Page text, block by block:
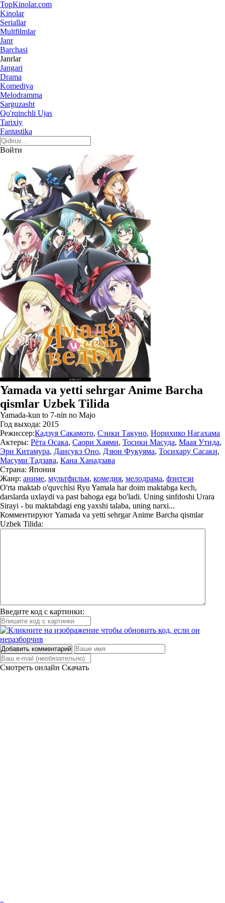
TopKinolar.com
Kinolar
Seriallar
Multfilmlar
Janr
Barchasi
Janrlar
Jangari
Drama
Komediya
Melodramma
Sarguzasht
Qo'rqinchli Ujas
Tarixiy
Fantastika
Войти
Yamada va yetti sehrgar Anime Barcha
qismlar Uzbek Tilida
Yamada-kun to 7-nin no Majo
Год выхода: 2015
Режиссер:Кадзуя Сакамото, Сэики Такуно, Норихико Нагахама
Актеры: Рёта Осака, Саори Хаями, Тосики Масуда, Маая Утида,
Эри Китамура, Даисукэ Оно, Дзюн Фукуяма, Тосихару Сасаки,
Масуми Тадзава, Кана Ханадзава
Страна: Япония
Жанр: аниме, мультфильм, комедия, мелодрама, фэнтези
O'rta maktab o'quvchisi Ryu Yamala har doim maktabga kech,
darslarda uxlaydi va past bahoga ega bo'ladi. Uning sinfdoshi Urara
Sirayi - bu maktabdagi eng yaxshi talaba, uning narxi...
Комментируют Yamada va yetti sehrgar Anime Barcha qismlar
Uzbek Tilida:
Введите код с картинки:
Добавить комментарий
Смотреть онлайн Скачать